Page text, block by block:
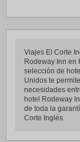
Viajes El Corte
Rodeway Inn en
selección de
Unidos te
necesidades
hotel Rodeway
de toda la
Corte Inglés.